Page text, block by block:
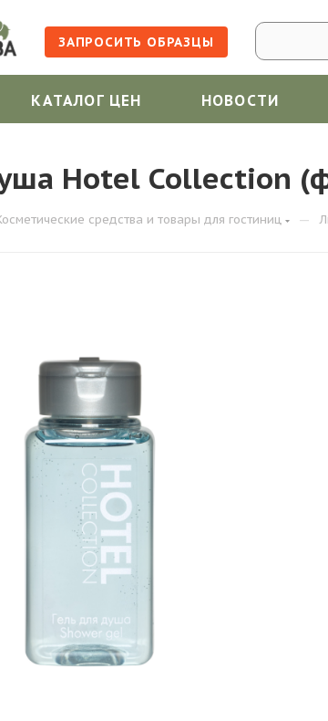
ЗАПРОСИТЬ ОБРАЗЦЫ
КАТАЛОГ ЦЕН НОВОСТИ
Hotel Collection
средства и товары для гостиниц —